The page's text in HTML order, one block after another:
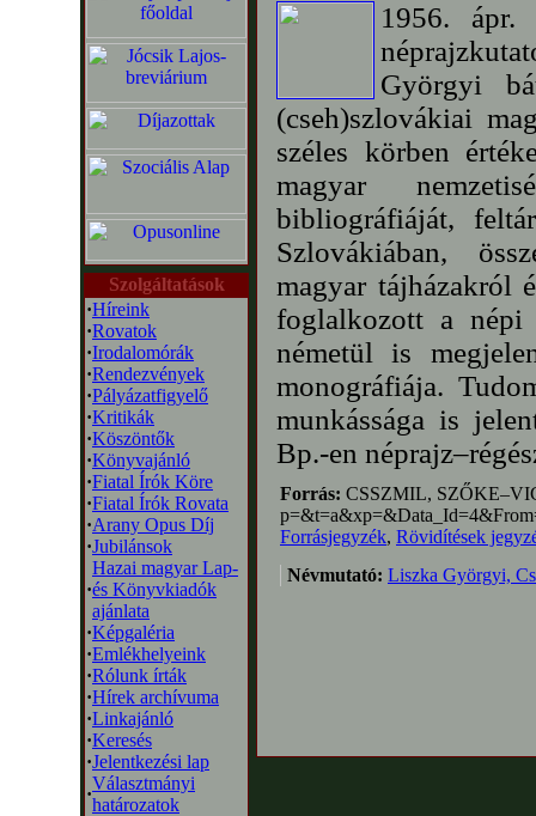
Szolgáltatások
·Híreink
·Rovatok
·Irodalomórák
·Rendezvények
·Pályázatfigyelő
·Kritikák
·Köszöntők
·Könyvajánló
·Fiatal Írók Köre
·Fiatal Írók Rovata
·Arany Opus Díj
·Jubilánsok
·
Hazai magyar Lap-
és Könyvkiadók
ajánlata
·Képgaléria
·Emlékhelyeink
·Rólunk írták
·Hírek archívuma
·Linkajánló
·Keresés
·Jelentkezési lap
·
Választmányi
határozatok
1956. ápr.
Györgyi
(cseh)szlovákiai
széles körben
magyar
bibliográfiáját,
Szlovákiában,
magyar tájházakról
foglalkozott a népi
németül is
monográfiája.
munkássága is
Bp.-en
Forrás: CSSZMIL,
Forrásjegyzék, Rövidítések
Névmutató: Liszka Györgyi,